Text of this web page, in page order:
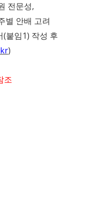
전문성,
별 안배 고려
(붙임 1) 작성 후
)
조